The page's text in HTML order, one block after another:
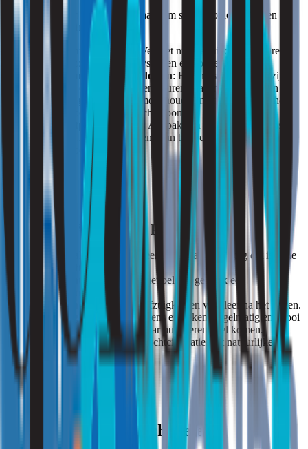
Het neutraliseren van geuren vraagt om slimme oplossingen en
simpele aanpassingen:
Maak grondig schoon
: Vergeet niet de minder zichtbare
plekken, zoals ventilatiesystemen en hoeken.
Gebruik natuurlijke middelen: Baking soda en azijn zijn
goedkoop en effectief tegen geuren zoals rook, frituur en vis.
Ventileer goed
: Open ramen, houd ventilatieroosters schoon
en zorg voor constante luchtstroom.
Los vochtproblemen op
: Aanpak van lekkages, condens en
schimmel is essentieel. Denk aan betere isolatie of een
luchtontvochtiger.
Tips voor specifieke problemen
Ammoniakgeur
: Controleer op lekkages en zorg dat isolatie
droog blijft.
Rooklucht
: Stoomreinig meubels en gebruik een
ozonbehandeling.
Kookluchtjes
: Reinig de afzuigkap en ventileer na het koken.
Huisdiergeuren : Was kussens en dekens regelmatig en strooi
baking soda op plekken waar huisdieren veel komen.
Muffe lucht
: Verbeter de luchtcirculatie met natuurlijke of
mechanische ventilatie.
Zelf doen of hulp inschakelen?